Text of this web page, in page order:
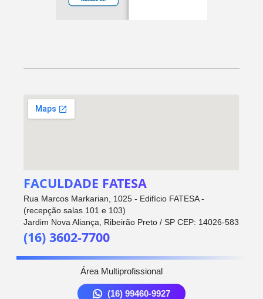
FACULDADE FATESA
Rua Marcos Markarian, 1025 - Edifício FATESA -
(recepção salas 101 e 103)
Jardim Nova Aliança, Ribeirão Preto / SP CEP: 14026-583
(16) 3602-7700
Área Multiprofissional
(16) 99460-9927